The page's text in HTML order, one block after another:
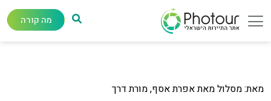
מה קורה
מאת: מסלול מאת אפרת אסף, מורת דרך